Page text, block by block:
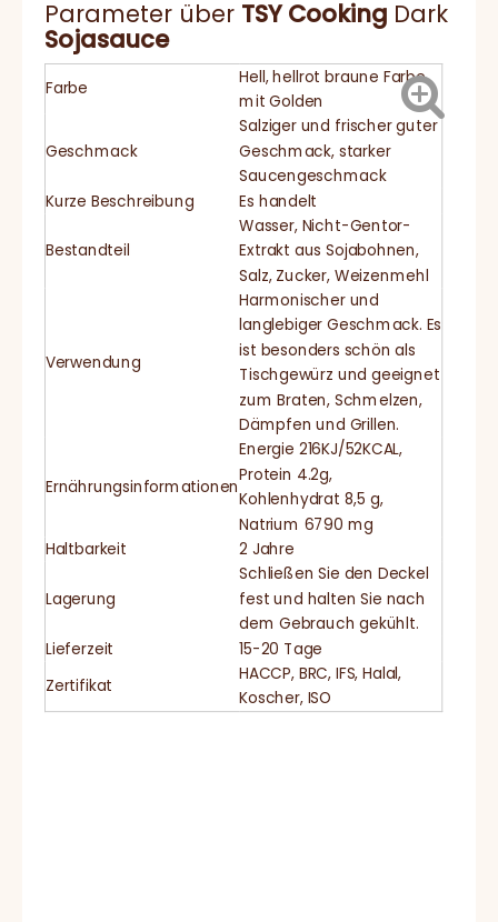
Parameter über TSYCooking Dark
Sojasauce
Farbe
Hell, hellrot braune Farbe
mit Golden
Geschmack
Salziger und frischer guter
Geschmack, starker
Saucengeschmack
Kurze Beschreibung Es handelt
Bestandteil
Wasser, Nicht-Gentor-
Extrakt aus Sojabohnen,
Salz, Zucker, Weizenmehl
Verwendung
Harmonischer und
langlebiger Geschmack. Es
ist besonders schön als
Tischgewürz und geeignet
zum Braten, Schmelzen,
Dämpfen und Grillen.
Ernährungsinformationen
Energie 216KJ/52KCAL,
Protein 4.2g,
Kohlenhydrat 8,5 g,
Natrium 6790 mg
Haltbarkeit 2 Jahre
Lagerung
Schließen Sie den Deckel
fest und halten Sie nach
dem Gebrauch gekühlt.
Lieferzeit
15-20 Tage
Zertifikat
HACCP, BRC, IFS, Halal,
Koscher, ISO